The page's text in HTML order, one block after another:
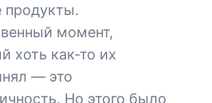
продукты.
момент,
хоть как-то их
— это
Но этого было